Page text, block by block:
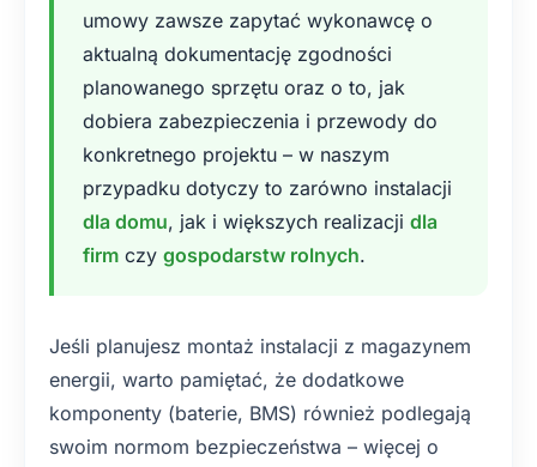
umowy zawsze zapytać wykonawcę o
aktualną dokumentację zgodności
planowanego sprzętu oraz o to, jak
dobiera zabezpieczenia i przewody do
konkretnego projektu – w naszym
przypadku dotyczy to zarówno instalacji
dla domu, jak i większych realizacji dla
firm czy gospodarstw rolnych.
Jeśli planujesz montaż instalacji z magazynem
energii, warto pamiętać, że dodatkowe
komponenty (baterie, BMS) również podlegają
swoim normom bezpieczeństwa – więcej o